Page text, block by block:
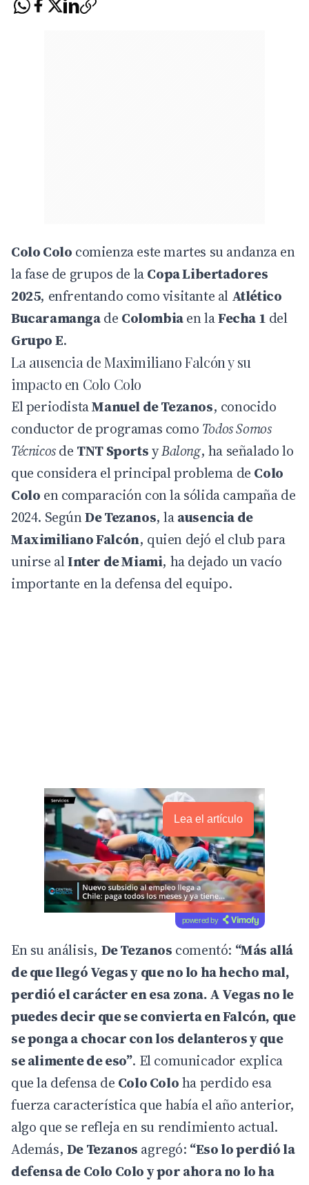
Colo Colo comienza este martes su andanza en
la fase de grupos de laCopa Libertadores
2025, enfrentando como visitante al Atlético
Bucaramangade Colombiaen laFecha 1 del
Grupo E.
La ausencia de Maximiliano Falcón y su
impacto en Colo Colo
El periodistaManuel de Tezanos, conocido
conductor de programas como Todos Somos
Técnicosde TNT SportsyBalong, ha señalado lo
que considera el principal problema de Colo
Colo en comparación con la sólida campaña de
2024. SegúnDe Tezanos, laausencia de
Maximiliano Falcón, quien dejó el club para
unirse alInter de Miami, ha dejado un vacío
importante en la defensa del equipo.
Lea el artículo
powered by
En su análisis, De Tezanos comentó: “Más allá
de que llegó Vegas y que no lo ha hecho mal,
perdió el carácter en esa zona. A Vegas no le
puedes decir que se convierta en Falcón, que
se ponga a chocar con los delanteros y que
se alimente de eso”. El comunicador explica
que la defensa de Colo Coloha perdido esa
fuerza característica que había el año anterior,
algo que se refleja en su rendimiento actual.
Además, De Tezanos agregó: “Eso lo perdió la
defensa de Colo Colo y por ahora no lo ha